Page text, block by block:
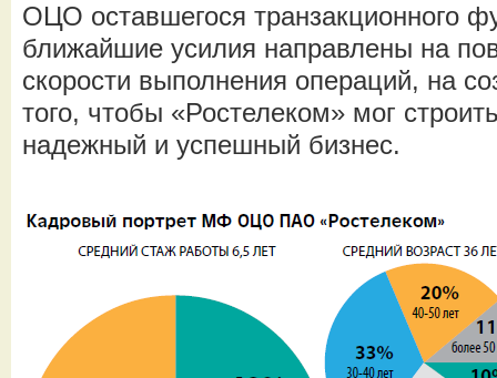
ОЦО оставшегося транзакционного
ближайшие усилия направлены на
скорости выполнения операций, на
того, чтобы «Ростелеком» мог
надежный и успешный бизнес.